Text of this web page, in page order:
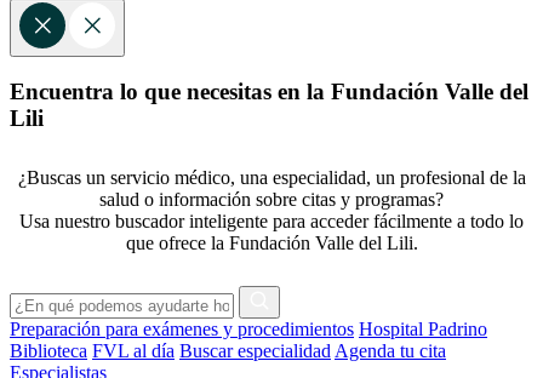
Encuentra lo que necesitas en la Fundación Valle del
Lili
¿Buscas un servicio médico, una especialidad, un profesional de la
salud o información sobre citas y programas?
Usa nuestro buscador inteligente para acceder fácilmente a todo lo
que ofrece la Fundación Valle del Lili.
Preparación para exámenes y procedimientos Hospital Padrino
Biblioteca FVL al día Buscar especialidad Agenda tu cita
Especialistas